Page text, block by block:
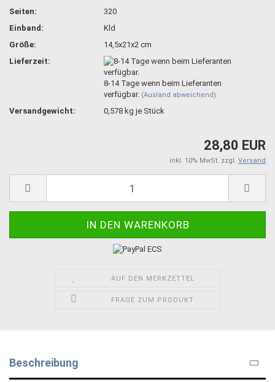
Seiten:
320
Einband:
Kld
Größe:
14,5x21x2 cm
Lieferzeit:
8-14 Tage wenn beim Lieferanten
verfügbar. (Ausland abweichend)
Versandgewicht: 0,578 kg je Stück
28,80 EUR
inkl. 10% MwSt. zzgl. Versand
AUF DEN MERKZETTEL
FRAGE ZUM PRODUKT
Beschreibung